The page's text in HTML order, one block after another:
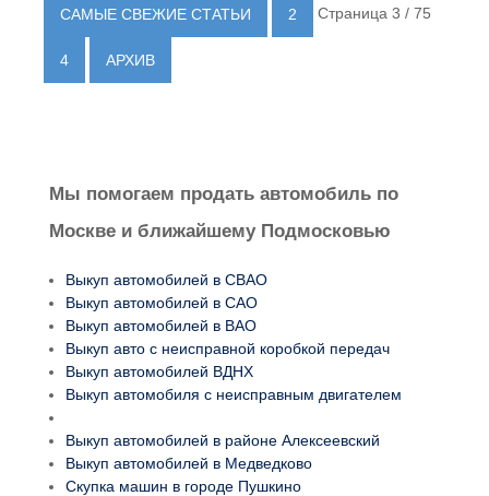
САМЫЕ СВЕЖИЕ СТАТЬИ 2 Страница 3 / 75
4 АРХИВ
Мы помогаем продать автомобиль по
Москве и ближайшему Подмосковью
Выкуп автомобилей в СВАО
Выкуп автомобилей в САО
Выкуп автомобилей в ВАО
Выкуп авто с неисправной коробкой передач
Выкуп автомобилей ВДНХ
Выкуп автомобиля с неисправным двигателем
Выкуп автомобилей в районе Алексеевский
Выкуп автомобилей в Медведково
Скупка машин в городе Пушкино